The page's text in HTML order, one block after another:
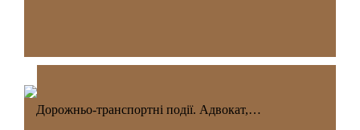
Дорожньо-транспортні події. Адвокат,…